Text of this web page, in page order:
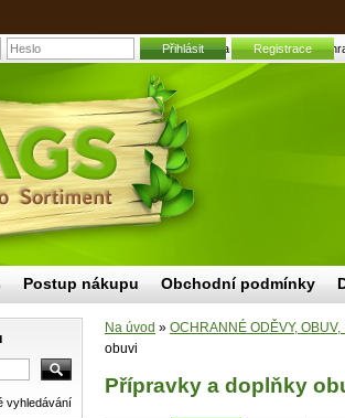
Přípravky a doplňky obuvi |
Přihlásit Registrace
vyhledávání
Na úvod » OCHRANNÉ ODĚVY,
obuvi
Přípravky a doplňky
Postup nákupu Obchodní podmínky